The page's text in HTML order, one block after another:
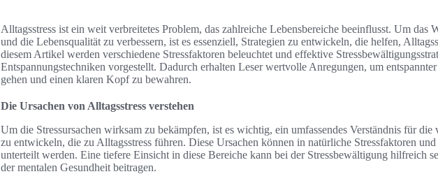
Alltagsstress ist ein weit verbreitetes Problem, das zahlreiche Lebensbereiche beeinflusst. Um das
und die Lebensqualität zu verbessern, ist es essenziell, Strategien zu entwickeln, die helfen,
diesem Artikel werden verschiedene Stressfaktoren beleuchtet und effektive
Entspannungstechniken vorgestellt. Dadurch erhalten Leser wertvolle Anregungen, um
gehen und einen klaren Kopf zu bewahren.
Die Ursachen von Alltagsstress verstehen
Um die Stressursachen wirksam zu bekämpfen, ist es wichtig, ein umfassendes Verständnis für die
zu entwickeln, die zu Alltagsstress führen. Diese Ursachen können in natürliche Stressfaktoren
unterteilt werden. Eine tiefere Einsicht in diese Bereiche kann bei der Stressbewältigung hilfreich
der mentalen Gesundheit beitragen.